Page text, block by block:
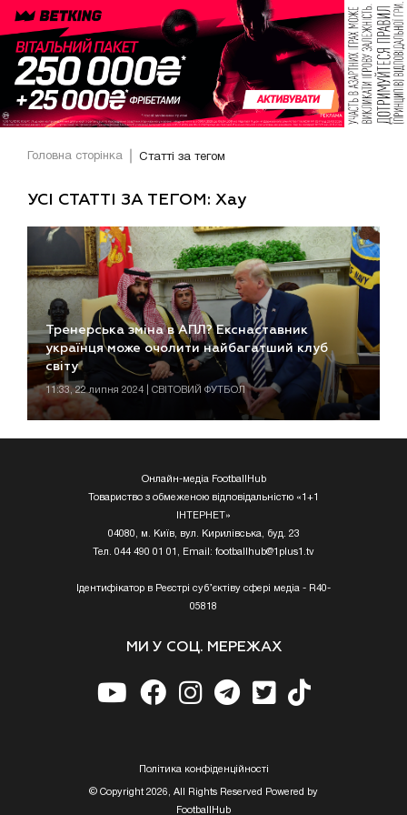
Головна сторінка Статті за тегом
УСІ СТАТТІ ЗА ТЕГОМ: Хау
Тренерська зміна в АПЛ? Екснаставник
українця може очолити найбагатший клуб
світу
11:33, 22 липня 2024 | СВІТОВИЙ ФУТБОЛ
Онлайн-медіа FootballHub
Товариство з обмеженою відповідальністю «1+1
ІНТЕРНЕТ»
04080, м. Київ, вул. Кирилівська, буд. 23
Тел. 044 490 01 01, Email: footballhub@1plus1.tv
Ідентифікатор в Реєстрі суб’єктіву сфері медіа - R40-
05818
МИ У СОЦ. МЕРЕЖАХ
Полiтика конфiденцiйностi
© Copyright 2026, All Rights Reserved Powered by
FootballHub